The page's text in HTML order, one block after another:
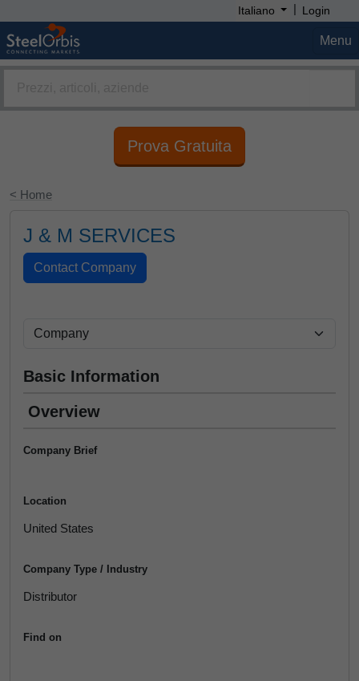
Italiano | Login
Menu
Prova Gratuita
< Home
J & M SERVICES
Basic Information
Overview
Company Brief
Location
United States
Company Type / Industry
Distributor
Find on